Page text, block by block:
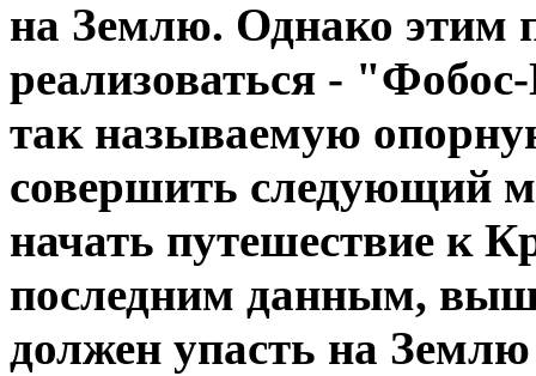
на Землю. Однако этим
реализоваться -
так называемую
совершить следующий
начать путешествие к
последним данным,
должен упасть на